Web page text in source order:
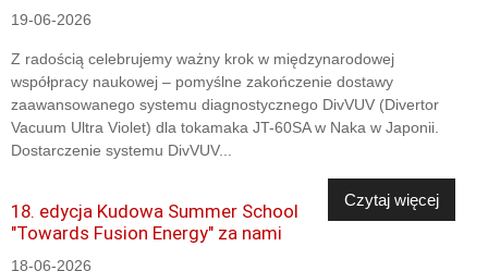
19-06-2026
Z radością celebrujemy ważny krok w międzynarodowej
współpracy naukowej – pomyślne zakończenie dostawy
zaawansowanego systemu diagnostycznego DivVUV (Divertor
Vacuum Ultra Violet) dla tokamaka JT-60SA w Naka w Japonii.
Dostarczenie systemu DivVUV...
Czytaj więcej
18. edycja Kudowa Summer School
"Towards Fusion Energy" za nami
18-06-2026